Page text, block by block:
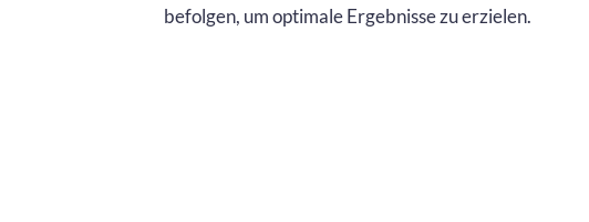
befolgen, um optimale Ergebnisse zu erzielen.